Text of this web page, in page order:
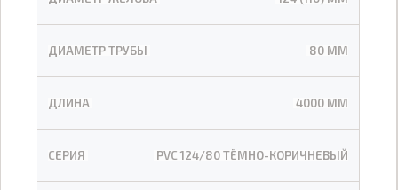
ДИАМЕТР ТРУБЫ 80 ММ
ДЛИНА 4000 ММ
СЕРИЯ PVC 124/80 ТЁМНО-КОРИЧНЕВЫЙ